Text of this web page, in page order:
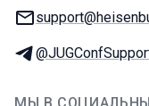
E-mail:
Телеграм: